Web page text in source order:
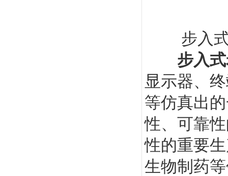
步入式
步入
显示器、
等仿真出
性、可靠
性的重要
生物制药